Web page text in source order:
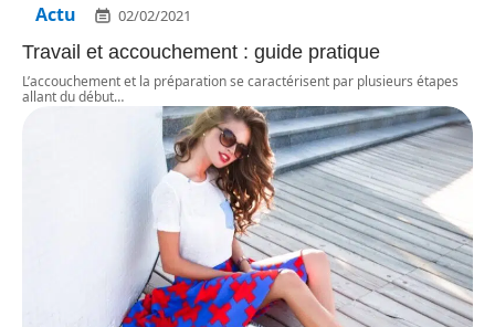
Actu 02/02/2021
Travail et accouchement : guide pratique
L’accouchement et la préparation se caractérisent par plusieurs étapes
allant du début…